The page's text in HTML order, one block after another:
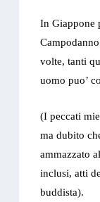
In Giappone
volte, tanti
uomo puo’
(I peccati
ma dubito
ammazzato
inclusi, atti
buddista).